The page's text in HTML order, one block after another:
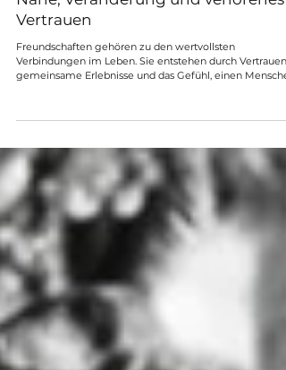
Keil zwischen Menschen treibt –
Vertrauen
Freundschaften gehören zu den wertvollsten
wirklich zu kennen. Doch manchmal verändert sich
Streit. Manchmal entsteht die Distanz langsam – wenn
einer von beiden eine neue Partnerschaft beginnt und
dadurch Prioritäten, Blickwinkel und Verhaltensweisen
verändern. Ein Keil entsteht selten von heute auf